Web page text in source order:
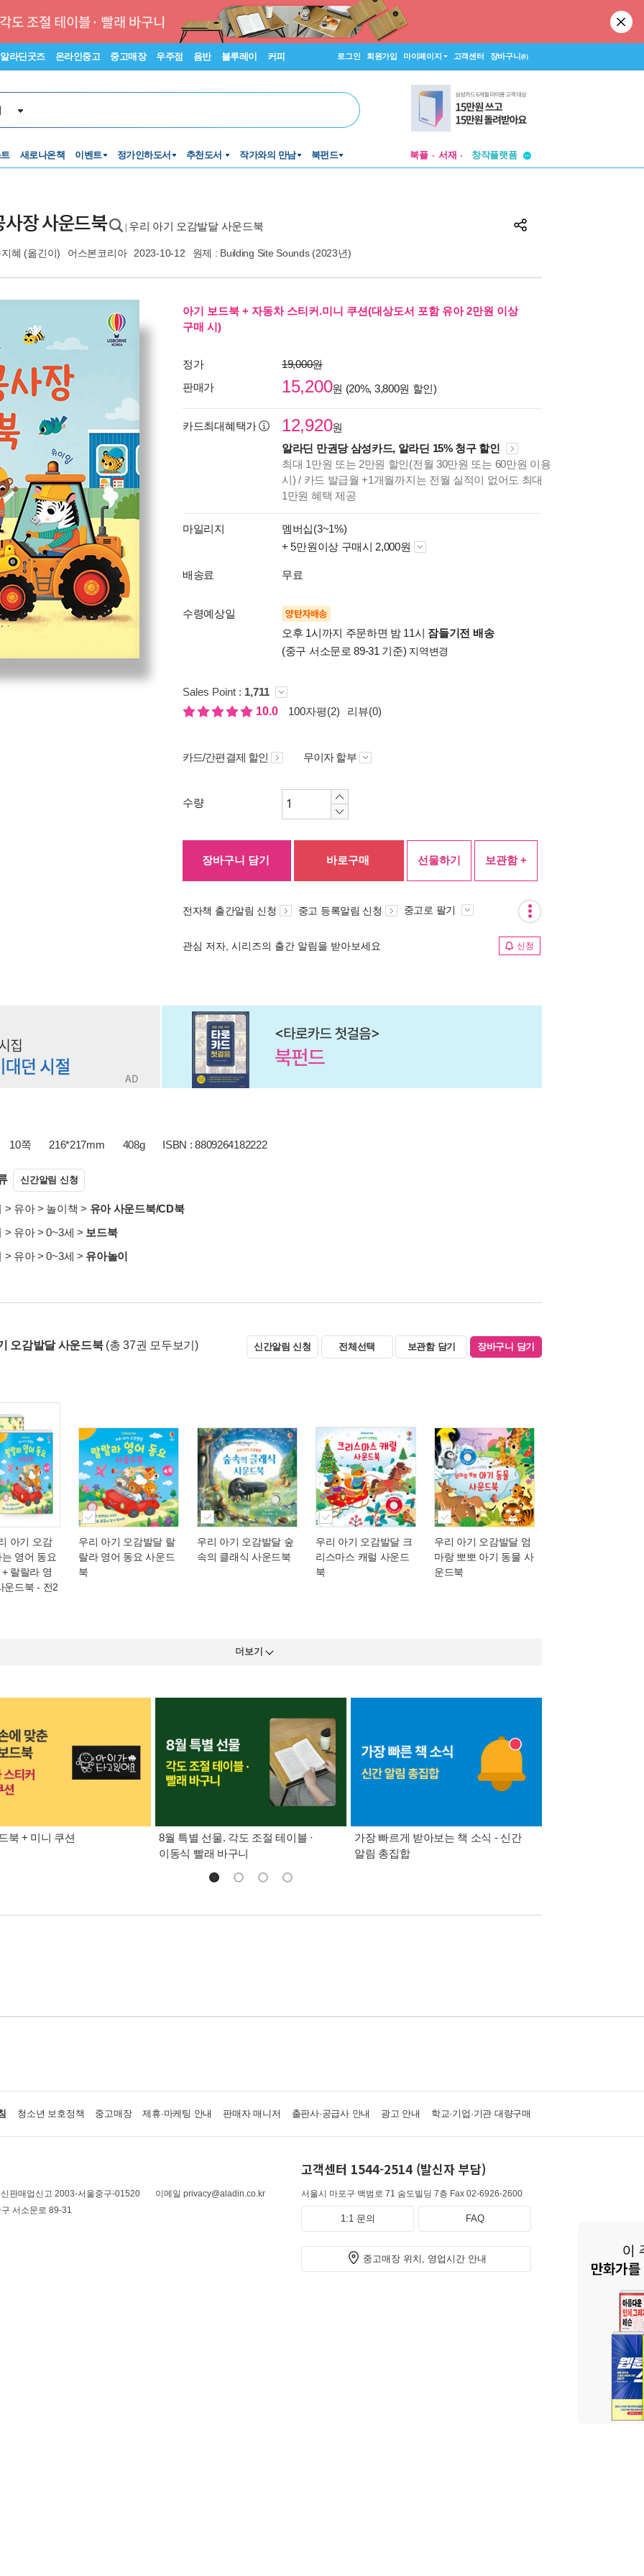
알라딘굿즈 온라인중고 중고매장 우주점 음반 블루레이 커피 로그인 회원가입 마이페이지 고객센터 장바구니(0)
새로나온책 이벤트 정가인하도서 추천도서 작가와의 만남 북펀드 북플 서재
창작플랫폼
사장 사운드북 우리 아기 오감발달 사운드북
혜 (옮긴이) 어스본코리아 2023-10-12 원제 : Building Site Sounds (2023년)
아기 보드북 + 자동차 스티커.미니 쿠션(대상도서 포함 유아 2만원 이상
구매 시)
정가
19,000원
판매가
15,200원 (20%, 3,800원 할인)
카드최대혜택가 12,920원
알라딘 만권당 삼성카드, 알라딘 15% 청구 할인
최대 1만원 또는 2만원 할인(전월 30만원 또는 60만원 이용
시) / 카드 발급월 +1개월까지는 전월 실적이 없어도 최대
1만원 혜택 제공
마일리지
멤버십(3~1%)
+ 5만원이상 구매시 2,000원
배송료 무료
수령예상일 양탄자배송
오후 1시까지 주문하면 밤 11시 잠들기전 배송
(중구 서소문로 89-31 기준) 지역변경
Sales Point : 1,711
10.0
100자평(2) 리뷰(0)
카드/간편결제 할인 무이자 할부
수량
장바구니 담기 바로구매 선물하기 보관함 +
전자책 출간알림 신청 중고 등록알림 신청 중고로 팔기
관심 저자, 시리즈의 출간 알림을 받아보세요 신청
10쪽 216*217mm 408g ISBN : 8809264182222
신간알림 신청
> 유아> 놀이책 > 유아 사운드북/CD북
> 유아>0~3세 > 보드북
> 유아>0~3세 > 유아놀이
오감발달 사운드북 (총 37권 모두보기) 신간알림 신청 전체선택 보관함 담기 장바구니 담기
아기 오감
영어 동요
랄랄라 영
운드북 - 전2
우리 아기 오감발달 랄
랄라 영어 동요 사운드
북
우리 아기 오감발달 숲
속의 클래식 사운드북
우리 아기 오감발달 크
리스마스 캐럴 사운드
북
우리 아기 오감발달 엄
마랑 뽀뽀 아기 동물 사
운드북
더보기
북 + 미니 쿠션
8월 특별 선물. 각도 조절 테이블 ·
이동식 빨래 바구니
가장 빠르게 받아보는 책 소식 - 신간
알림 총집합
청소년 보호정책 중고매장 제휴·마케팅 안내 판매자 매니저 출판사·공급사 안내 광고 안내 학교·기업·기관 대량구매
판매업신고 2003-서울중구-01520
이메일 privacy@aladin.co.kr
서소문로 89-31
고객센터 1544-2514 (발신자 부담)
서울시 마포구 백범로 71 숨도빌딩 7층 Fax 02-6926-2600
1:1 문의 FAQ
중고매장 위치, 영업시간 안내